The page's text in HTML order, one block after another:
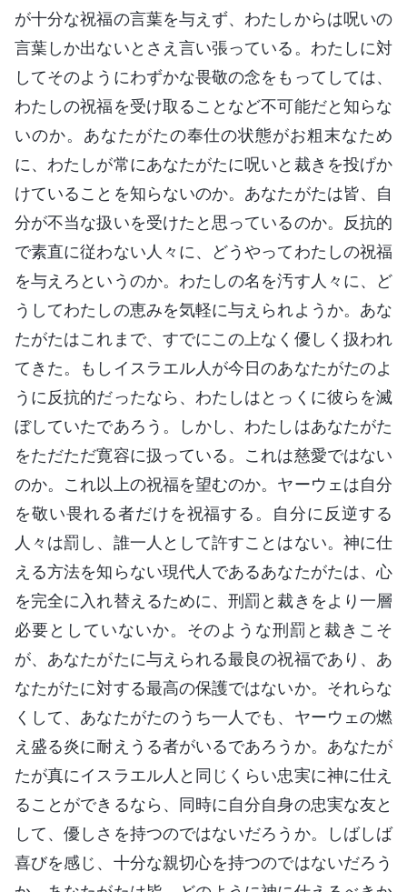
が十分な祝福の言葉を与えず、わたしからは呪いの
言葉しか出ないとさえ言い張っている。わたしに対
してそのようにわずかな畏敬の念をもってしては、
わたしの祝福を受け取ることなど不可能だと知らな
いのか。あなたがたの奉仕の状態がお粗末なため
に、わたしが常にあなたがたに呪いと裁きを投げか
けていることを知らないのか。あなたがたは皆、自
分が不当な扱いを受けたと思っているのか。反抗的
で素直に従わない人々に、どうやってわたしの祝福
を与えろというのか。わたしの名を汚す人々に、ど
うしてわたしの恵みを気軽に与えられようか。あな
たがたはこれまで、すでにこの上なく優しく扱われ
てきた。もしイスラエル人が今日のあなたがたのよ
うに反抗的だったなら、わたしはとっくに彼らを滅
ぼしていたであろう。しかし、わたしはあなたがた
をただただ寛容に扱っている。これは慈愛ではない
のか。これ以上の祝福を望むのか。ヤーウェは自分
を敬い畏れる者だけを祝福する。自分に反逆する
人々は罰し、誰一人として許すことはない。神に仕
える方法を知らない現代人であるあなたがたは、心
を完全に入れ替えるために、刑罰と裁きをより一層
必要としていないか。そのような刑罰と裁きこそ
が、あなたがたに与えられる最良の祝福であり、あ
なたがたに対する最高の保護ではないか。それらな
くして、あなたがたのうち一人でも、ヤーウェの燃
え盛る炎に耐えうる者がいるであろうか。あなたが
たが真にイスラエル人と同じくらい忠実に神に仕え
ることができるなら、同時に自分自身の忠実な友と
して、優しさを持つのではないだろうか。しばしば
喜びを感じ、十分な親切心を持つのではないだろう